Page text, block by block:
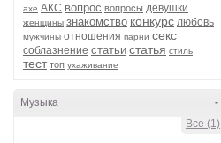
axe АКС вопрос вопросы девушки
женщины знакомство конкурс любовь
мужчины отношения парни секс
соблазнение статьи статья стиль
тест топ ухаживание
-
Музыка
Все (1)